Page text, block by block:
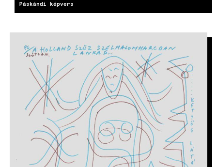
Páskándi képvers